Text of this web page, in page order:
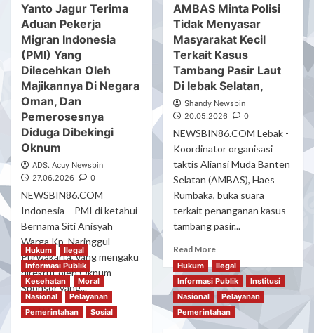
Oknum
Pemeroses
Pekerja
Indonesia
(PMI)
Salah
Satu
PT
Di
Disikapi
Dengan
Tegas,
Dengan
Adanya
Dugaan
Korban
Pelecehan
Pekerja
Migran
Indonesia
Asal
Peredaran
195
Cartridge
Vape
Berisi
Etomidate
Yanto Jagur Terima
Aduan Pekerja
Migran Indonesia
(PMI) Yang
Dilecehkan Oleh
Majikannya Di Negara
Oman, Dan
Pemerosesnya
Diduga Dibekingi
Oknum
ADS. Acuy Newsbin
27.06.2026
0
NEWSBIN86.COM
Indonesia – PMI di ketahui
Bernama Siti Anisyah
Warga Kp. Naringgul
Purwakarta, yang mengaku
direkrut oleh Oknum
Sponsor yang...
Read MoreRead
AMBAS Minta Polisi
Tidak Menyasar
Masyarakat Kecil
Terkait Kasus
Tambang Pasir Laut
Di lebak Selatan,
Shandy Newsbin
20.05.2026
0
NEWSBIN86.COM Lebak -
Koordinator organisasi
taktis Aliansi Muda Banten
Selatan (AMBAS), Haes
Rumbaka, buka suara
terkait penanganan kasus
tambang pasir...
Read MoreRead
more
about
AMBAS
Minta
Polisi
Tidak
Hukum
Ilegal
Informasi Publik
Kesehatan
Moral
Nasional
Pelayanan
Pemerintahan
Sosial
Hukum
Ilegal
Informasi Publik
Institusi
Nasional
Pelayanan
Pemerintahan